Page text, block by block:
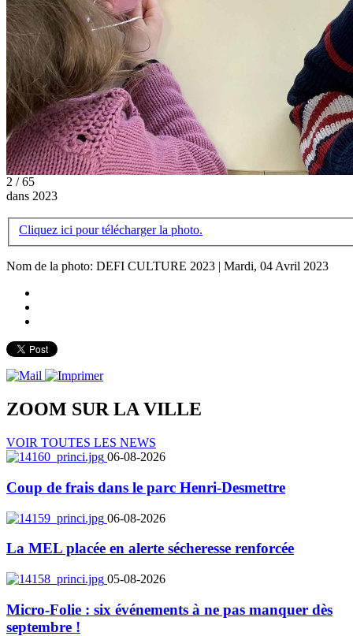
2 / 65
dans 2023
Cliquez ici pour télécharger la photo.
Nom de la photo: DEFI CULTURE 2023 | Mardi, 04 Avril 2023
ZOOM SUR LAVILLE
VOIR TOUTES LES NEWS
06-08-2026
Coup de frais dans le parc Henri-Desmettre
06-08-2026
La MEL placée en alerte sécheresse renforcée
05-08-2026
Micro-Folie : six événements à ne pas manquer dès
septembre !